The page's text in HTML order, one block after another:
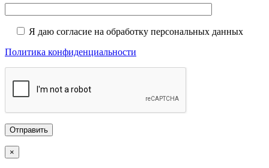
Я даю согласие на обработку персональных данных
Политика конфиденциальности
×